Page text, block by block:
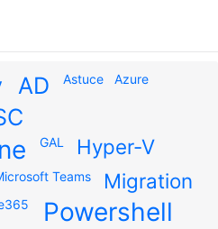
AD Astuce Azure
GAL Hyper-V
Teams Migration
Powershell